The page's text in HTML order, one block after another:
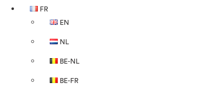
FR
EN
NL
BE-NL
BE-FR